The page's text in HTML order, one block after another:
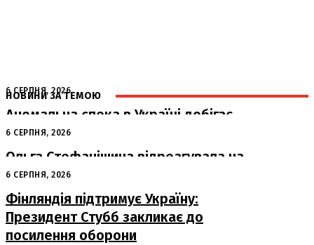
НОВИНИ ЗА ТЕМОЮ
6 СЕРПНЯ, 2026
Аномальна спека в Україні добігає
кінця: очікується похолодання
6 СЕРПНЯ, 2026
Ольга Стефанішина відреагувала на
підозри від НАБУ та САП
6 СЕРПНЯ, 2026
Фінляндія підтримує Україну:
Президент Стубб закликає до
посилення оборони